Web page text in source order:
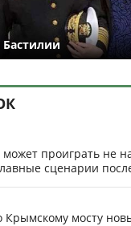
проиграть не
сценарии
Крымскому мосту